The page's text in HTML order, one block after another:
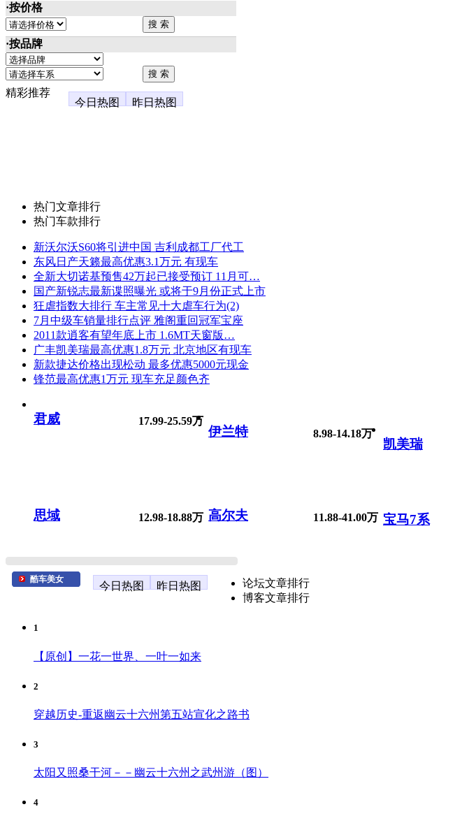
·按价格
·按品牌
精彩推荐
今日热图
昨日热图
热门文章排行
热门车款排行
新沃尔沃S60将引进中国 吉利成都工厂代工
东风日产天籁最高优惠3.1万元 有现车
全新大切诺基预售42万起已接受预订 11月可…
国产新锐志最新谍照曝光 或将于9月份正式上市
狂虐指数大排行 车主常见十大虐车行为(2)
7月中级车销量排行点评 雅阁重回冠军宝座
2011款逍客有望年底上市 1.6MT天窗版…
广丰凯美瑞最高优惠1.8万元 北京地区有现车
新款捷达价格出现松动 最多优惠5000元现金
锋范最高优惠1万元 现车充足颜色齐
君威 17.99-25.59万
伊兰特 8.98-14.18万
凯美瑞
思域 12.98-18.88万 高尔夫 11.88-41.00万 宝马7系
酷车美女
今日热图 昨日热图
论坛文章排行
博客文章排行
1
【原创】一花一世界、一叶一如来
2
穿越历史-重返幽云十六州第五站宣化之路书
3
太阳又照桑干河－－幽云十六州之武州游（图）
4